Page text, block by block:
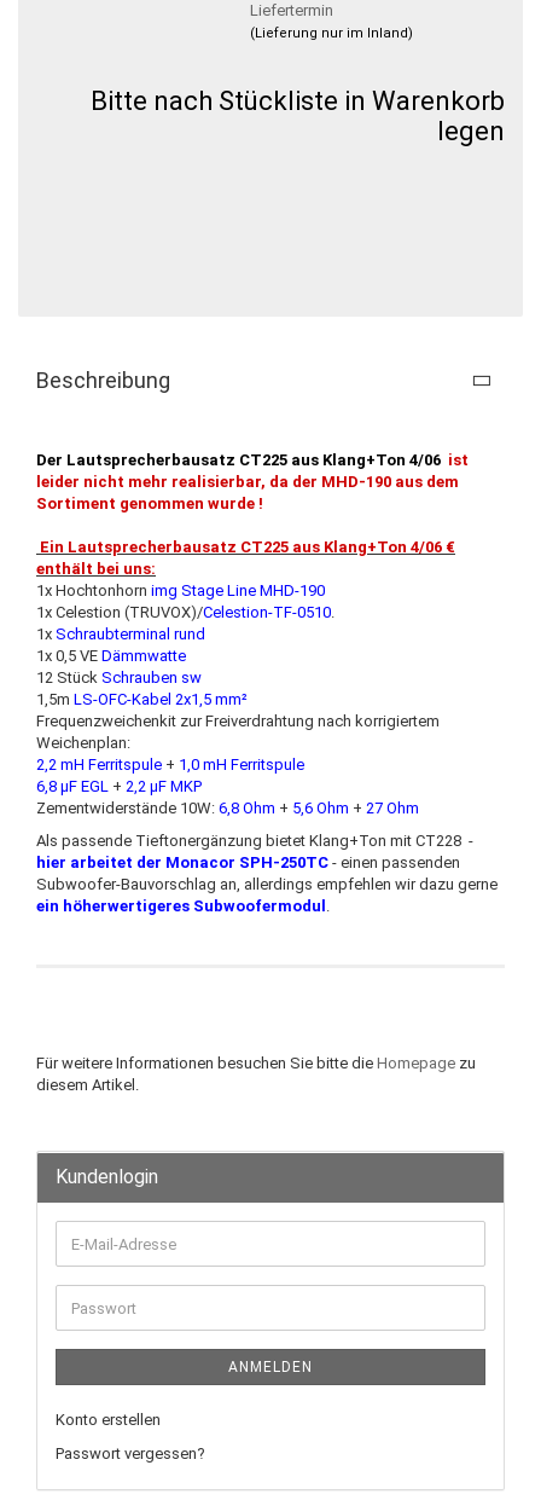
Liefertermin
(Lieferung nur im Inland)
Bitte nach Stückliste in Warenkorb
legen
Beschreibung
Der Lautsprecherbausatz CT225 aus Klang+Ton 4/06 ist
leider nicht mehr realisierbar, da der MHD-190 aus dem
Sortiment genommen wurde !
Ein Lautsprecherbausatz CT225 aus Klang+Ton 4/06 €
enthält bei uns:
1x Hochtonhorn img Stage Line MHD-190
1x Celestion (TRUVOX)/Celestion-TF-0510.
1x Schraubterminal rund
1x 0,5 VE Dämmwatte
12 Stück Schrauben sw
1,5m LS-OFC-Kabel 2x1,5 mm²
Frequenzweichenkit zur Freiverdrahtung nach korrigiertem
Weichenplan:
2,2 mH Ferritspule + 1,0 mH Ferritspule
6,8 µF EGL + 2,2 µF MKP
Zementwiderstände 10W: 6,8 Ohm + 5,6 Ohm + 27 Ohm
Als passende Tieftonergänzung bietet Klang+Ton mit CT228 -
hier arbeitet der Monacor SPH-250TC - einen passenden
Subwoofer-Bauvorschlag an, allerdings empfehlen wir dazu gerne
ein höherwertigeres Subwoofermodul .
Für weitere Informationen besuchen Sie bitte die Homepage zu
diesem Artikel.
Kundenlogin
E-
Mail-
Adresse
Passwort
ANMELDEN
Konto erstellen
Passwort vergessen?